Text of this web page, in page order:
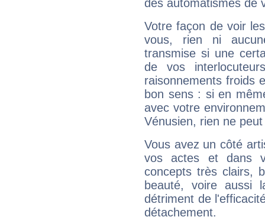
des automatismes de
Votre façon de voir
vous, rien ni
transmise si une
de vos
raisonnements froids
bon sens : si en
avec votre
Vénusien, rien ne
Vous avez un côté
vos actes et dans
concepts très clairs,
beauté, voire aussi
détriment de
détachement.